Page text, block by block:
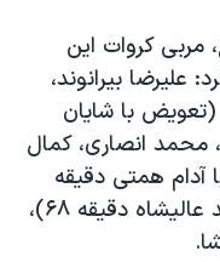
مربی کروات این
بیرانوند،
با شایان
محمد انصاری، کمال
آدام همتی دقیقه
۷۸)، سیامک نعمتی(تعویض با امید عالیشاه دقیقه ۶۸)،